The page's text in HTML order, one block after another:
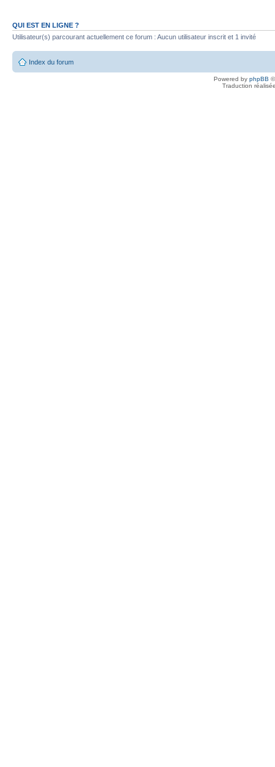
QUI EST EN LIGNE ?
Utilisateur(s) parcourant actuellement ce forum : Aucun utilisateur inscrit et 1 invité
Index du forum
Powered by phpBB
Traduction